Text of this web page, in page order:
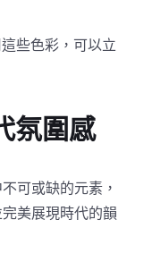
些色彩，可以立
氛圍感
可或缺的元素，
美展現時代的韻